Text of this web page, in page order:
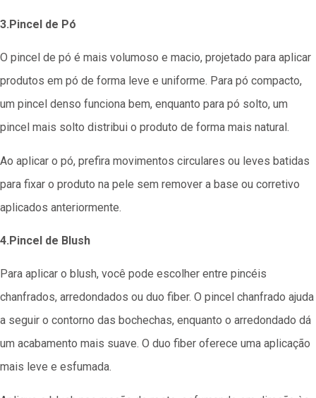
3.Pincel de Pó
O pincel de pó é mais volumoso e macio, projetado para aplicar
produtos em pó de forma leve e uniforme. Para pó compacto,
um pincel denso funciona bem, enquanto para pó solto, um
pincel mais solto distribui o produto de forma mais natural.
Ao aplicar o pó, prefira movimentos circulares ou leves batidas
para fixar o produto na pele sem remover a base ou corretivo
aplicados anteriormente.
4.Pincel de Blush
Para aplicar o blush, você pode escolher entre pincéis
chanfrados, arredondados ou duo fiber. O pincel chanfrado ajuda
a seguir o contorno das bochechas, enquanto o arredondado dá
um acabamento mais suave. O duo fiber oferece uma aplicação
mais leve e esfumada.